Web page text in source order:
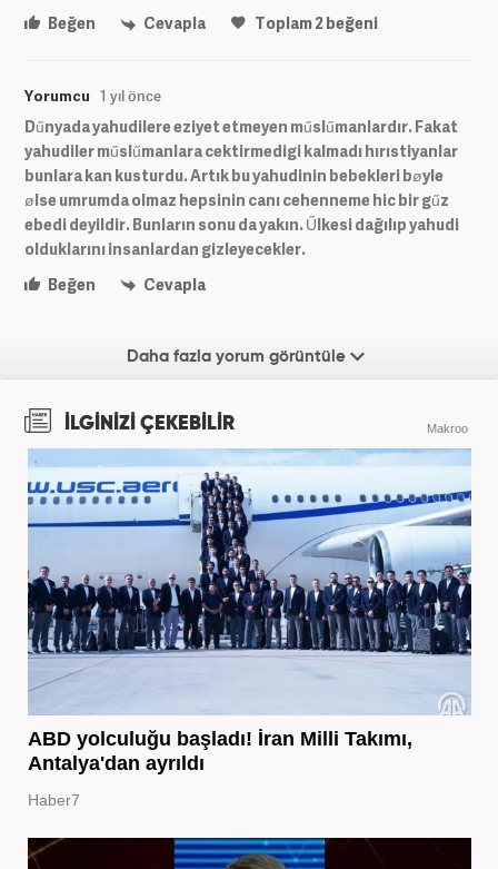
Beğen Cevapla Toplam2beğeni
Yorumcu 1 yıl önce
Dűnyada yahudilere eziyet etmeyen műslűmanlardır. Fakat
yahudiler műslűmanlara cektirmedigi kalmadı hırıstiyanlar
bunlara kan kusturdu. Artık bu yahudinin bebekleri bøyle
ølse umrumda olmaz hepsinin canı cehenneme hic bir gűz
ebedi deyildir. Bunların sonu da yakın. Űlkesi dağılıp yahudi
olduklarını insanlardan gizleyecekler.
Beğen
Cevapla
Daha fazla yorum görüntüle
İLGİNİZİ ÇEKEBİLİR Makroo
ABD yolculuğu başladı! İran Milli Takımı,
Antalya'dan ayrıldı
Haber7